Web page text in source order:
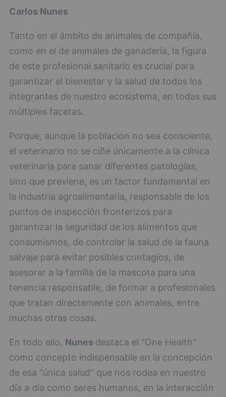
Carlos Nunes
Tanto en el ámbito de animales de compañía,
como en el de animales de ganadería, la figura
de este profesional sanitario es crucial para
garantizar el bienestar y la salud de todos los
integrantes de nuestro ecosistema, en todas sus
múltiples facetas.
Porque, aunque la población no sea consciente,
el veterinario no se ciñe únicamente a la clínica
veterinaria para sanar diferentes patologías,
sino que previene, es un factor fundamental en
la industria agroalimentaria, responsable de los
puntos de inspección fronterizos para
garantizar la seguridad de los alimentos que
consumismos, de controlar la salud de la fauna
salvaje para evitar posibles contagios, de
asesorar a la familia de la mascota para una
tenencia responsable, de formar a profesionales
que tratan directamente con animales, entre
muchas otras cosas.
En todo ello, Nunes destaca el "One Health"
como concepto indispensable en la concepción
de esa "única salud" que nos rodea en nuestro
día a día como seres humanos, en la interacción